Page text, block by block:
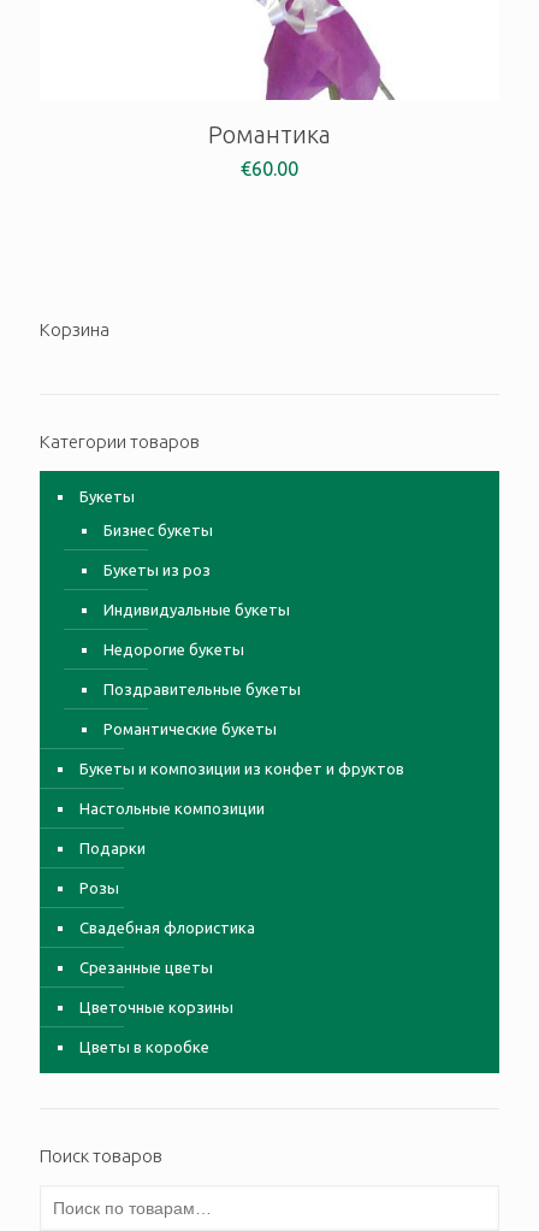
Романтика
€60.00
Корзина
Категории товаров
Букеты
Бизнес букеты
Букеты из роз
Индивидуальные букеты
Недорогие букеты
Поздравительные букеты
Романтические букеты
Букеты и композиции из конфет и фруктов
Настольные композиции
Подарки
Розы
Свадебная флористика
Срезанные цветы
Цветочные корзины
Цветы в коробке
Поиск товаров